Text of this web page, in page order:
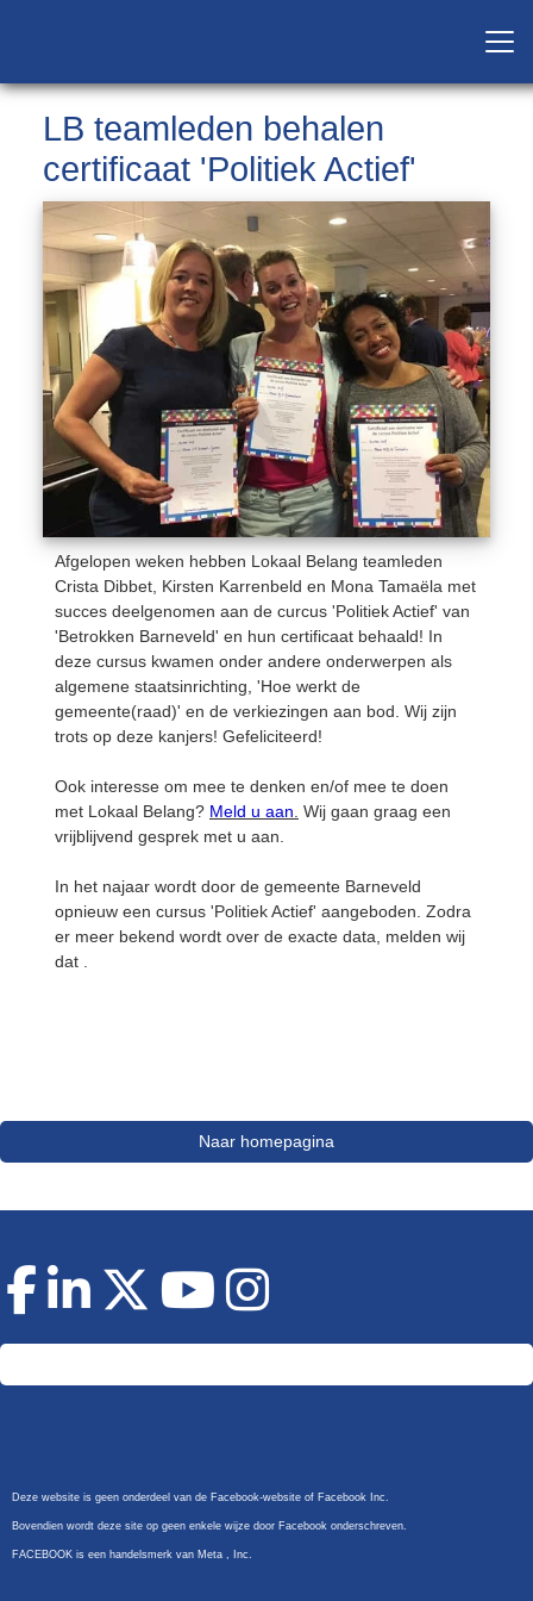
LB teamleden behalen
certificaat 'Politiek Actief'
Afgelopen weken hebben Lokaal Belang teamleden
Crista Dibbet, Kirsten Karrenbeld en Mona Tamaëla met
succes deelgenomen aan de curcus 'Politiek Actief' van
'Betrokken Barneveld' en hun certificaat behaald! In
deze cursus kwamen onder andere onderwerpen als
algemene staatsinrichting, 'Hoe werkt de
gemeente(raad)' en de verkiezingen aan bod. Wij zijn
trots op deze kanjers! Gefeliciteerd!
Ook interesse om mee te denken en/of mee te doen
met Lokaal Belang? Meld u aan Wij gaan graag een
vrijblijvend gesprek met u aan.
In het najaar wordt door de gemeente Barneveld
opnieuw een cursus 'Politiek Actief' aangeboden. Zodra
er meer bekend wordt over de exacte data, melden wij
dat .
Naar homepagina
Deze website is geen onderdeel van de Facebook-website of Facebook Inc.
Bovendien wordt deze site op geen enkele wijze door Facebook onderschreven.
FACEBOOK is een handelsmerk van Meta , Inc.